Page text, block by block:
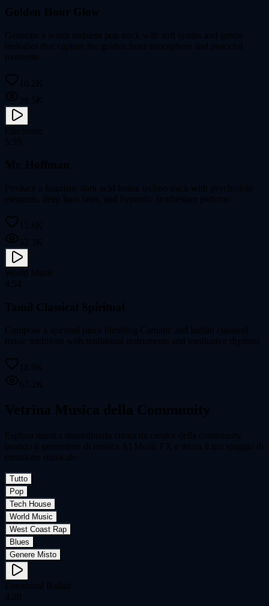
Golden Hour Glow
Generate a warm ambient pop track with soft synths and gentle
melodies that capture the golden hour atmosphere and peaceful
moments
10.2K
38.5K
Electronic
5:59
Mr. Hoffman
Produce a futuristic dark acid house techno track with psychedelic
elements, deep bass lines, and hypnotic synthesizer patterns
15.6K
52.3K
World Music
4:54
Tamil Classical Spiritual
Compose a spiritual piece blending Carnatic and Indian classical
music traditions with traditional instruments and meditative rhythms
18.9K
67.2K
Vetrina Musica della Community
Esplora musica straordinaria creata da creator della community
usando il generatore di musica AI Music FX e inizia il tuo viaggio di
creazione musicale.
Tutto
Pop
Tech House
World Music
West Coast Rap
Blues
Genere Misto
Emotional Ballad
4:20